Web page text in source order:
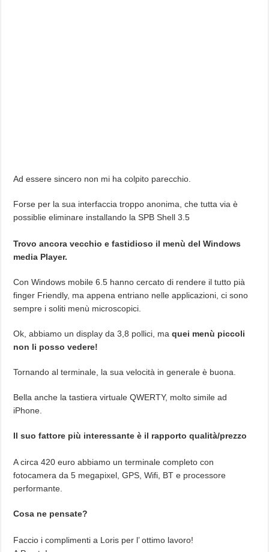
Ad essere sincero non mi ha colpito parecchio.
Forse per la sua interfaccia troppo anonima, che tutta via è
possiblie eliminare installando la SPB Shell 3.5
Trovo ancora vecchio e fastidioso il menù del Windows
media Player.
Con Windows mobile 6.5 hanno cercato di rendere il tutto pià
finger Friendly, ma appena entriano nelle applicazioni, ci sono
sempre i soliti menù microscopici.
Ok, abbiamo un display da 3,8 pollici, ma quei menù piccoli
non li posso vedere!
Tornando al terminale, la sua velocità in generale è buona.
Bella anche la tastiera virtuale QWERTY, molto simile ad
iPhone.
Il suo fattore più interessante è il rapporto qualità/prezzo
A circa 420 euro abbiamo un terminale completo con
fotocamera da 5 megapixel, GPS, Wifi, BT e processore
performante.
Cosa ne pensate?
Faccio i complimenti a Loris per l’ ottimo lavoro!